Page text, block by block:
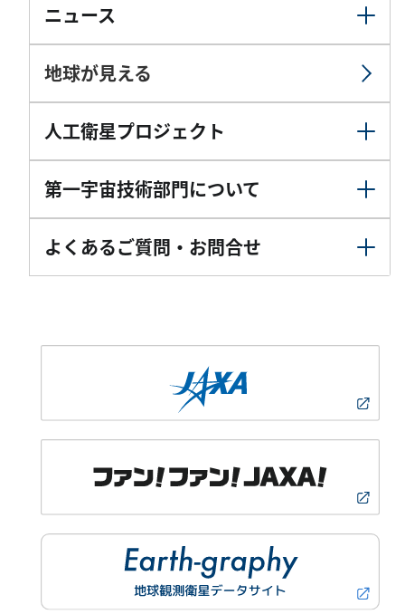
ニュース
地球が見える
人工衛星プロジェクト
第一宇宙技術部門について
よくあるご質問・お問合せ